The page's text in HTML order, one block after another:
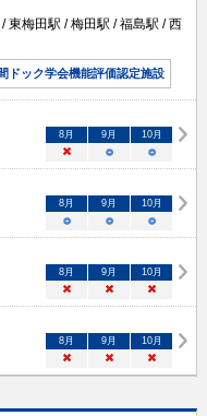
東梅田駅 / 梅田駅 / 福島駅 / 西
ドック学会機能評価認定施設
8 月 9 月 10月
× ○ ○
8 月 9 月 10月
○ ○ ○
8 月 9 月 10月
× × ×
8 月 9 月 10月
× × ×